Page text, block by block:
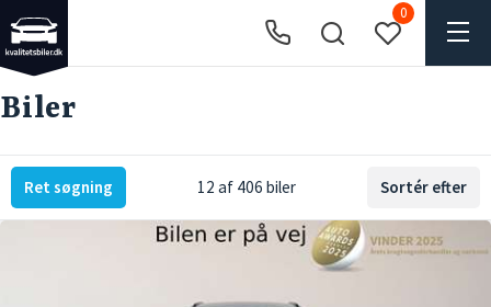
0
Biler
Ret søgning 12 af 406 biler Sortér efter